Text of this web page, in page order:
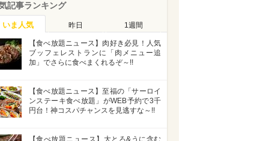
記事ランキング
いま人気 昨日 1週間
【食べ放題ニュース】肉好き必見！人気
ブッフェレストランに「肉メニュー追
加」でさらに食べまくれるぞ～!!
【食べ放題ニュース】至福の「サーロイ
ンステーキ食べ放題」がWEB予約で3千
円台！神コスパチャンスを見逃すな～!!
【食べ放題ニュース】大とろ&うに含む